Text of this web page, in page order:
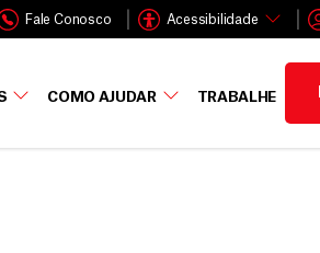
Fale Conosco Acessibilidade
COMO AJUDAR TRABALHE